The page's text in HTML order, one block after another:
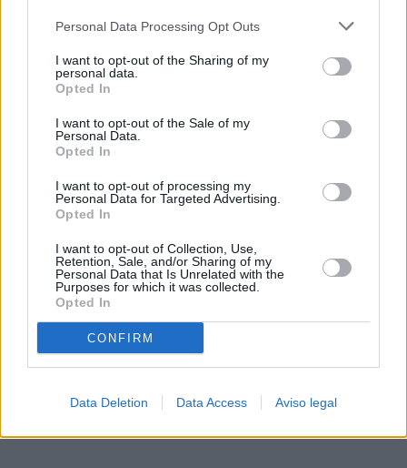
negar su consentimiento. Tenga en cuenta que algún
de su consentimiento, pero usted tiene el derecho de
rechazar tal procesamiento. Sus preferencias se aplicarán
cualquier momento entrando de nuevo en este sitio web o
visitando nuestra política de privacidad.
Personal Data Processing Opt Outs
I want to opt-out of the Sharing of my
personal data.
Opted In
I want to opt-out of the Sale of my
Personal Data.
Opted In
I want to opt-out of processing my
Personal Data for Targeted Advertising.
Opted In
I want to opt-out of Collection, Use,
Retention, Sale, and/or Sharing of my
Personal Data that Is Unrelated with the
Purposes for which it was collected.
Opted In
CONFIRM
Data Deletion Data Access Aviso legal